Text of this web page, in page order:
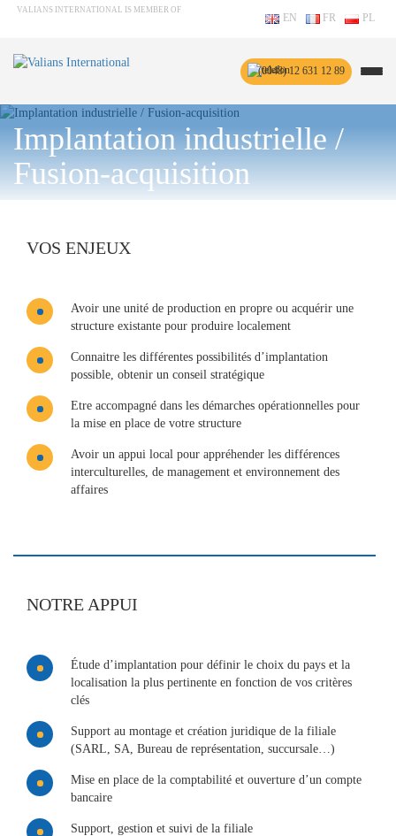
VALIANS INTERNATIONAL IS MEMBER OF
EN FR PL
(0048) 12 631 12 89
Implantation industrielle /
Fusion-acquisition
VOS ENJEUX
Avoir une unité de production en propre ou acquérir une
structure existante pour produire localement
Connaitre les différentes possibilités d’implantation
possible, obtenir un conseil stratégique
Etre accompagné dans les démarches opérationnelles pour
la mise en place de votre structure
Avoir un appui local pour appréhender les différences
interculturelles, de management et environnement des
affaires
NOTRE APPUI
Étude d’implantation pour définir le choix du pays et la
localisation la plus pertinente en fonction de vos critères
clés
Support au montage et création juridique de la filiale
(SARL, SA, Bureau de représentation, succursale…)
Mise en place de la comptabilité et ouverture d’un compte
bancaire
Support, gestion et suivi de la filiale